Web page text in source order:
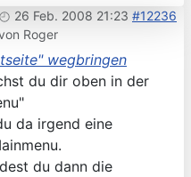
26 Feb. 2008 21:23 #12236
Roger
wegbringen
du dir oben in der
da irgend eine
du dann die